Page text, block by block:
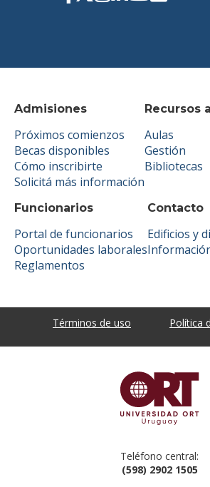
Admisiones
Próximos comienzos
Becas disponibles
Cómo inscribirte
Solicitá más información
Recursos
Aulas
Gestión
Bibliotecas
Funcionarios
Portal de funcionarios
Oportunidades laborales
Reglamentos
Contacto
Edificios y
Términos de uso Política
Teléfono central:
(598) 2902 1505